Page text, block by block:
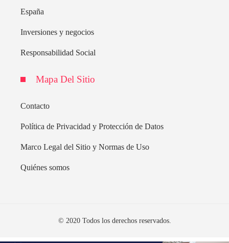
España
Inversiones y negocios
Responsabilidad Social
Mapa Del Sitio
Contacto
Política de Privacidad y Protección de Datos
Marco Legal del Sitio y Normas de Uso
Quiénes somos
© 2020 Todos los derechos reservados.